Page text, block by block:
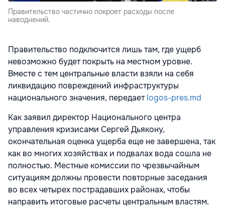
Правительство частично покроет расходы после
наводнений.
Правительство подключится лишь там, где ущерб
невозможно будет покрыть на местном уровне.
Вместе с тем центральные власти взяли на себя
ликвидацию повреждений инфраструктуры
национального значения, передаетlogos-pres.md
Как заявил директор Национального центра
управления кризисами Сергей Дьякону,
окончательная оценка ущерба еще не завершена, так
как во многих хозяйствах и подвалах вода сошла не
полностью. Местные комиссии по чрезвычайным
ситуациям должны провести повторные заседания
во всех четырех пострадавших районах, чтобы
направить итоговые расчеты центральным властям.